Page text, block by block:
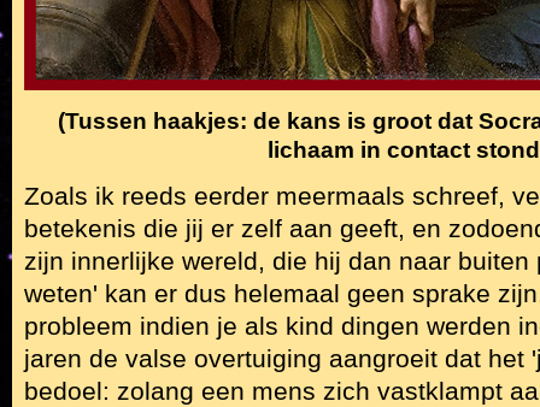
(Tussen haakjes: de kans is groot dat
lichaam in contact
Zoals ik reeds eerder meermaals schreef,
betekenis die jij er zelf aan geeft, en
zijn innerlijke wereld, die hij dan naar buiten
weten' kan er dus helemaal geen sprake
probleem indien je als kind dingen werden
jaren de valse overtuiging aangroeit dat het
bedoel: zolang een mens zich vastklampt